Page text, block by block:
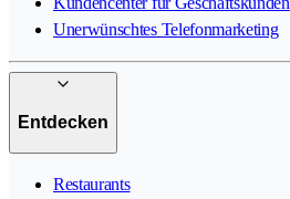
Unerwünschtes Telefonmarketing
Entdecken
Restaurants